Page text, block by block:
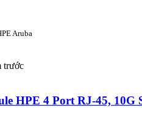
Aruba
trước
HPE 4 Port RJ-45, 10G